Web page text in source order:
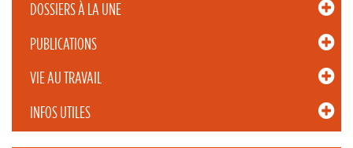
DOSSIERS À LA UNE
PUBLICATIONS
VIE AU TRAVAIL
INFOS UTILES